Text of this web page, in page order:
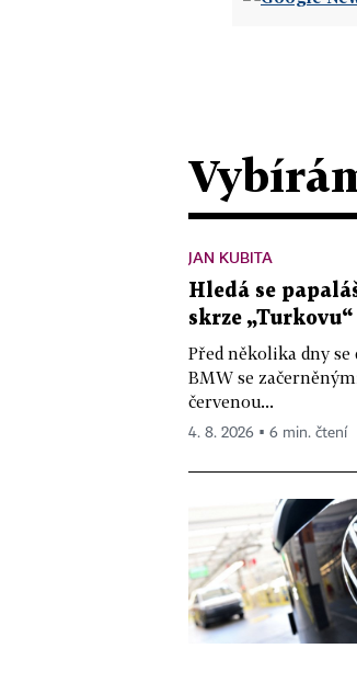
JAN KUBITA
Hledá se
skrze
Před několika dny
BMW se
červenou...
4. 8. 2026 ▪ 6 min. čtení